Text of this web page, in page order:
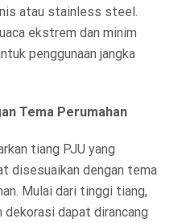
atau stainless steel.
ekstrem dan minim
penggunaan jangka
Tema Perumahan
tiang PJU yang
disesuaikan dengan tema
Mulai dari tinggi tiang,
dekorasi dapat dirancang